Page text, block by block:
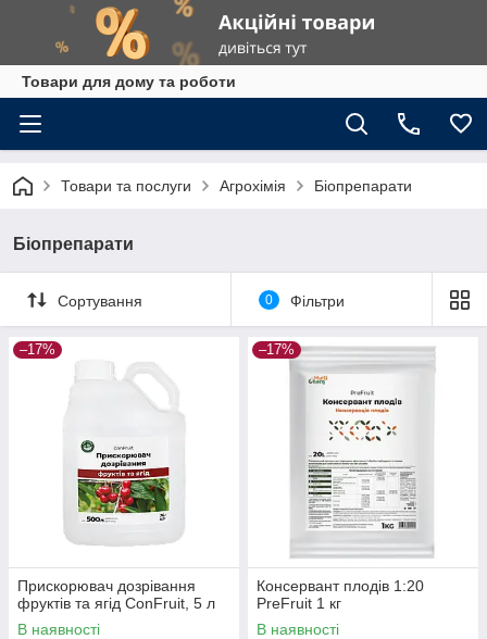
Товари для дому та роботи
Товари та послуги Агрохімія Біопрепарати
Біопрепарати
Сортування 0 Фільтри
–17%
Прискорювач дозрівання
фруктів та ягід ConFruit, 5 л
В наявності
–17%
Консервант плодів 1:20
PreFruit 1 кг
В наявності